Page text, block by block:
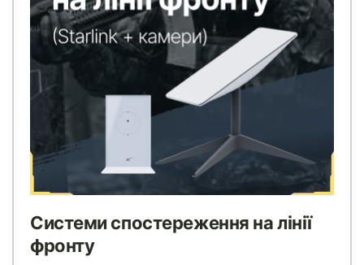
Системи спостереження на лінії
фронту